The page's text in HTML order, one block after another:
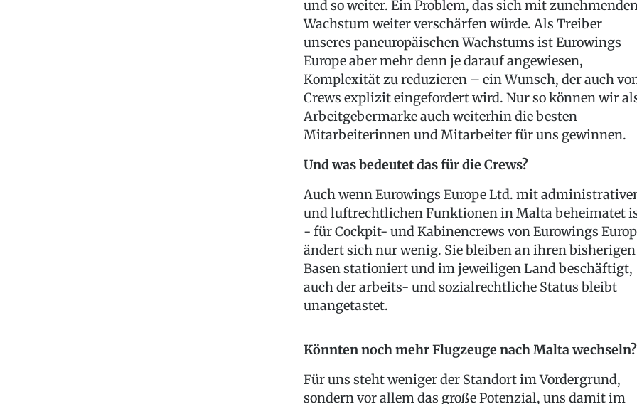
und so weiter. Ein Problem, das sich mit
Wachstum weiter verschärfen würde. Als Treiber
unseres paneuropäischen Wachstums ist Eurowings
Europe aber mehr denn je darauf angewiesen,
Komplexität zu reduzieren – ein Wunsch, der auch
Crews explizit eingefordert wird. Nur so können wir
Arbeitgebermarke auch weiterhin die besten
Mitarbeiterinnen und Mitarbeiter für uns gewinnen.
Und was bedeutet das für die Crews?
Auch wenn Eurowings Europe Ltd. mit
und luftrechtlichen Funktionen in Malta beheimatet
- für Cockpit- und Kabinencrews von Eurowings
ändert sich nur wenig. Sie bleiben an ihren bisherigen
Basen stationiert und im jeweiligen Land beschäftigt,
auch der arbeits- und sozialrechtliche Status bleibt
unangetastet.
Könnten noch mehr Flugzeuge nach Malta wechseln?
Für uns steht weniger der Standort im Vordergrund,
sondern vor allem das große Potenzial, uns damit im